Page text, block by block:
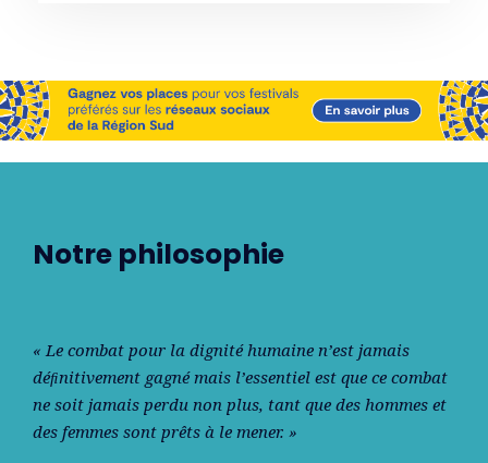
Notre philosophie
« Le combat pour la dignité humaine n’est jamais
déﬁnitivement gagné mais l’essentiel est que ce combat
ne soit jamais perdu non plus, tant que des hommes et
des femmes sont prêts à le mener. »